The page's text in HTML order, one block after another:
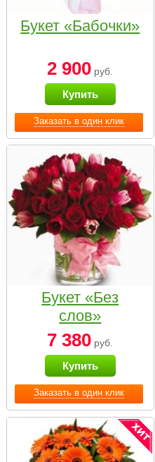
Заказать в один клик
Букет «Бабочки»
2 900 руб.
Купить
Заказать в один клик
Букет «Без
слов»
7 380 руб.
Купить